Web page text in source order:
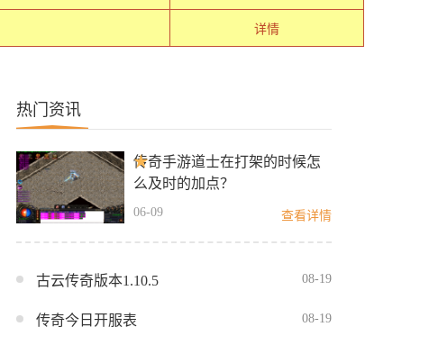
详情
热门资讯
传奇手游道士在打架的时候怎
么及时的加点？
06-09 查看详情
古云传奇版本1.10.5 08-19
传奇今日开服表 08-19